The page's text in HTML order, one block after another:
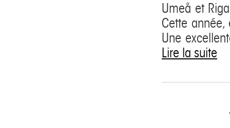
Umeå et
Cette
Une
Lire la suite